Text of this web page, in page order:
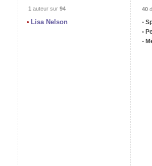
1 auteur sur 94
Lisa Nelson
40